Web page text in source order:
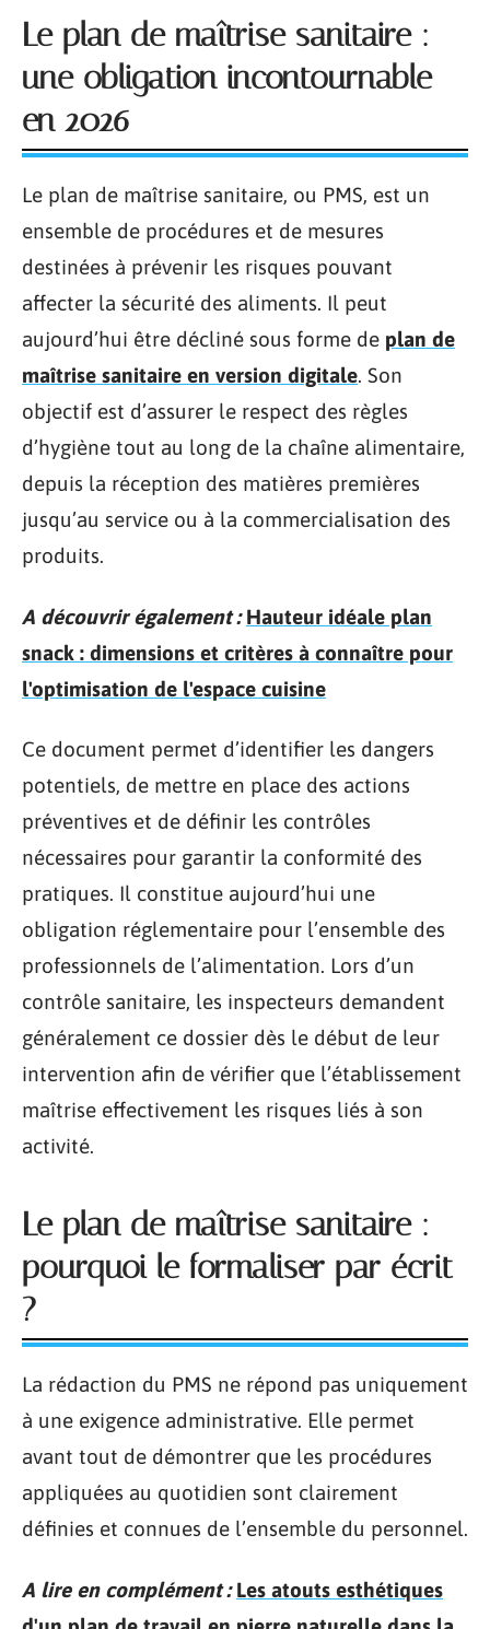
Le plan de maîtrise sanitaire :
une obligation incontournable
en 2026
Le plan de maîtrise sanitaire, ou PMS, est un
ensemble de procédures et de mesures
destinées à prévenir les risques pouvant
affecter la sécurité des aliments. Il peut
aujourd’hui être décliné sous forme de plan de
maîtrise sanitaire en version digitale. Son
objectif est d’assurer le respect des règles
d’hygiène tout au long de la chaîne alimentaire,
depuis la réception des matières premières
jusqu’au service ou à la commercialisation des
produits.
A découvrir également : Hauteur idéale plan
snack : dimensions et critères à connaître pour
l'optimisation de l'espace cuisine
Ce document permet d’identifier les dangers
potentiels, de mettre en place des actions
préventives et de définir les contrôles
nécessaires pour garantir la conformité des
pratiques. Il constitue aujourd’hui une
obligation réglementaire pour l’ensemble des
professionnels de l’alimentation. Lors d’un
contrôle sanitaire, les inspecteurs demandent
généralement ce dossier dès le début de leur
intervention afin de vérifier que l’établissement
maîtrise effectivement les risques liés à son
activité.
Le plan de maîtrise sanitaire :
pourquoi le formaliser par écrit
?
La rédaction du PMS ne répond pas uniquement
à une exigence administrative. Elle permet
avant tout de démontrer que les procédures
appliquées au quotidien sont clairement
définies et connues de l’ensemble du personnel.
A lire en complément : Les atouts esthétiques